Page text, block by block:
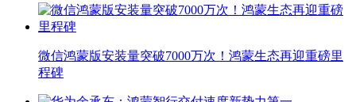
微信鸿蒙版安装量突破7000万次！鸿蒙生态再迎重磅里
程碑